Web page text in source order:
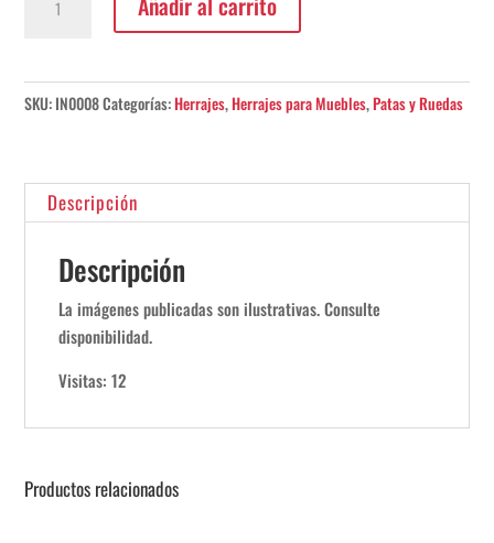
Tecno
C/
SKU:IN0008Categorías:Herrajes,Herrajes para Muebles,Patas y Ruedas
Descripción
Descripción
La imágenes publicadas son ilustrativas. Consulte
disponibilidad.
Visitas: 12
Productos relacionados